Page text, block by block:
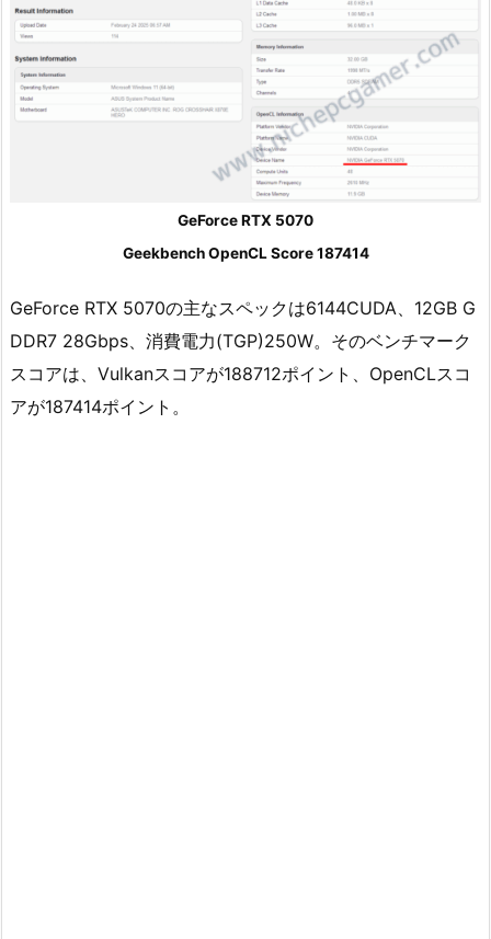
GeForce RTX 5070
Geekbench OpenCL Score 187414
GeForce RTX 5070の主なスペックは6144CUDA、12GB G
DDR7 28Gbps、消費電力(TGP)250W。そのベンチマーク
スコアは、Vulkanスコアが188712ポイント、OpenCLスコ
アが187414ポイント。